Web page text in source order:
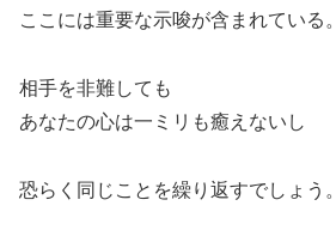
ここには重要な示唆が含まれている。
相手を非難しても
あなたの心は一ミリも癒えないし
恐らく同じことを繰り返すでしょう。